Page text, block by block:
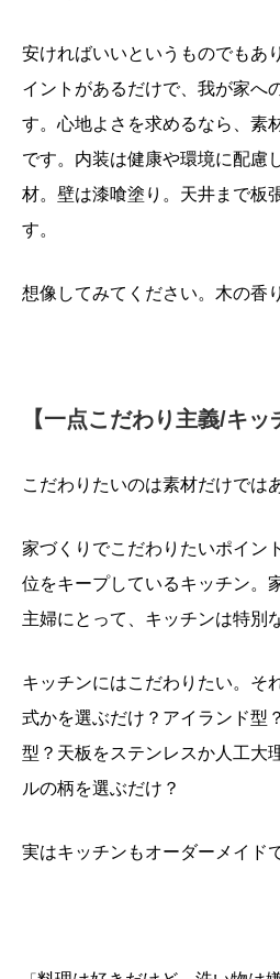
安ければいいというものでもあ
イントがあるだけで、我が家へ
す。 心地よさを求めるなら、素
です。内装は健康や環境に配慮
材。壁は漆喰塗り。天井まで板
す。
想像してみてください。木の香
【一点こだわり主義/キッ
こだわりたいのは素材だけでは
家づくりでこだわりたいポイン
位をキープしているキッチン。
主婦にとって、キッチンは特別
キッチンにはこだわりたい。そ
式かを選ぶだけ？アイランド型
型？天板をステンレスか人工大
ルの柄を選ぶだけ？
実はキッチンもオーダーメイド